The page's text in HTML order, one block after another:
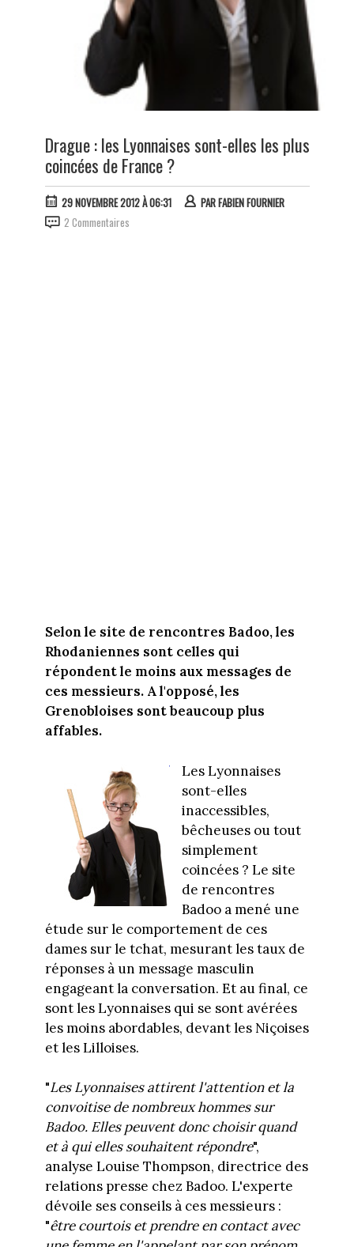
Drague : les Lyonnaises sont-elles les plus
coincées de France ?
29 NOVEMBRE 2012 À 06:31 PARFABIEN FOURNIER
2 Commentaires
Selon le site de rencontres Badoo, les
Rhodaniennes sont celles qui
répondent le moins aux messages de
ces messieurs. A l'opposé, les
Grenobloises sont beaucoup plus
affables.
Les Lyonnaises
sont-elles
inaccessibles,
bêcheuses ou tout
simplement
coincées ? Le site
de rencontres
Badoo a mené une
étude sur le comportement de ces
dames sur le tchat, mesurant les taux de
réponses à un message masculin
engageant la conversation. Et au final, ce
sont les Lyonnaises qui se sont avérées
les moins abordables, devant les Niçoises
et les Lilloises.
"Les Lyonnaises attirent l'attention et la
convoitise de nombreux hommes sur
Badoo. Elles peuvent donc choisir quand
et à qui elles souhaitent répondre",
analyse Louise Thompson, directrice des
relations presse chez Badoo. L'experte
dévoile ses conseils à ces messieurs :
"être courtois et prendre en contact avec